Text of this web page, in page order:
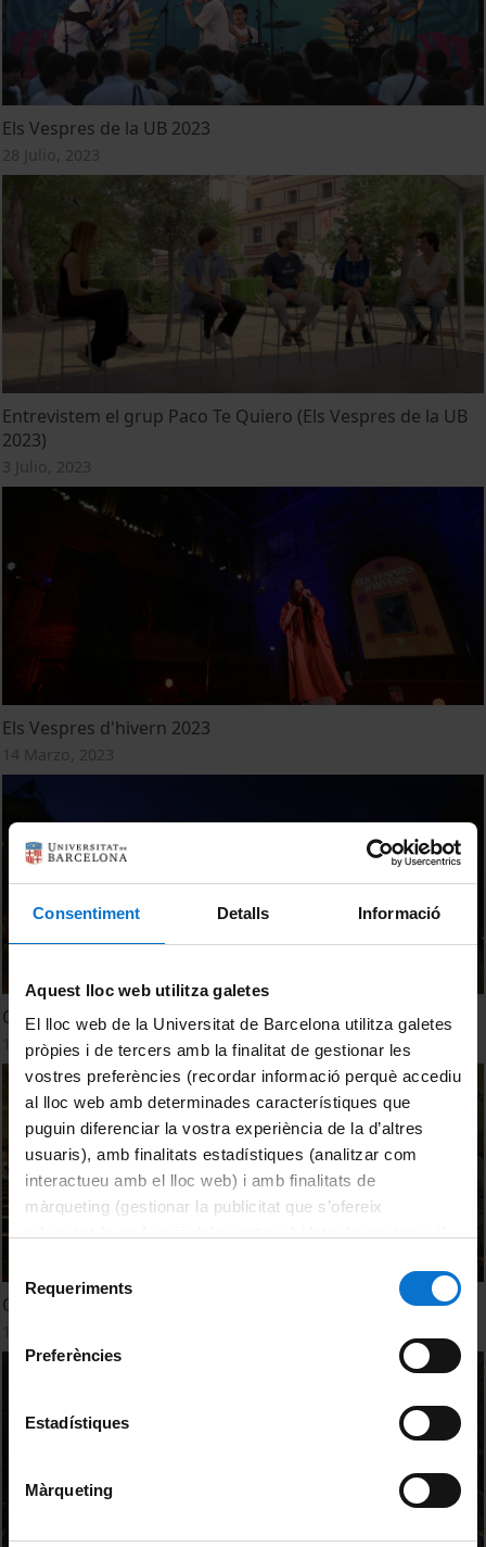
Consentiment Detalls Informació
Aquest lloc web utilitza galetes
El lloc web de la Universitat de Barcelona utilitza galetes
pròpies i de tercers amb la finalitat de gestionar les
vostres preferències (recordar informació perquè accediu
al lloc web amb determinades característiques que
puguin diferenciar la vostra experiència de la d’altres
usuaris), amb finalitats estadístiques (analitzar com
interactueu amb el lloc web) i amb finalitats de
màrqueting (gestionar la publicitat que s’ofereix
consultar laPolítica de galetes del lloc web de la
Requeriments
Preferències
Estadístiques
Màrqueting
Els Vespres de la UB 2023
28 Julio, 2023
Entrevistem el grup Paco Te Quiero (Els Vespres de la UB
2023)
3 Julio, 2023
Els Vespres d'hivern 2023
14 Marzo, 2023
Què opinen els artistes d’Els Vespres d’Hivern 2023
14 Marzo, 2023
Què opina el públic d’Els Vespres d’Hivern 2023?